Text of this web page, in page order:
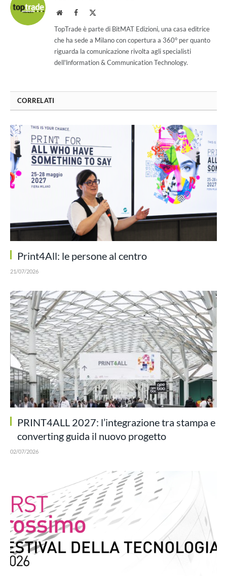
WebsiteFacebook
TopTrade è parte di BitMAT Edizioni, una casa editrice
che ha sede a Milano con copertura a 360° per quanto
riguarda la comunicazione rivolta agli specialisti
dell'lnformation & Communication Technology.
CORRELATI
Print4All: le persone al centro
21/07/2026
PRINT4ALL 2027: l’integrazione tra stampa e
converting guida il nuovo progetto
02/07/2026